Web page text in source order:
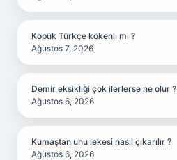
Köpük Türkçe kökenli mi ?
Ağustos 7, 2026
Demir eksikliği çok ilerlerse ne olur ?
Ağustos 6, 2026
Kumaştan uhu lekesi nasıl çıkarılır ?
Ağustos 6, 2026